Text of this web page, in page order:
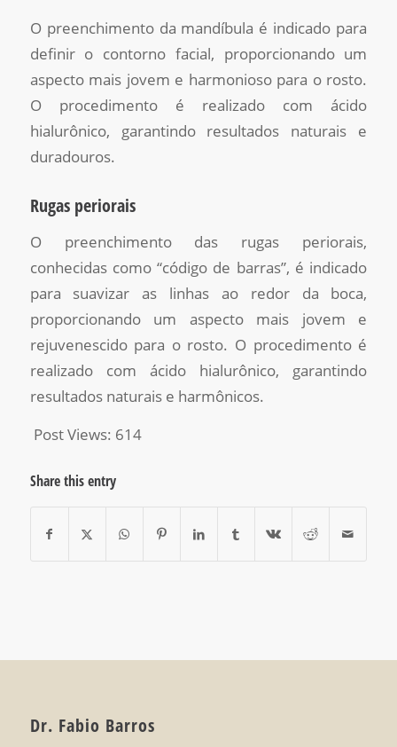
O preenchimento da mandíbula é indicado para
definir o contorno facial, proporcionando um
aspecto mais jovem e harmonioso para o rosto.
O procedimento é realizado com ácido
hialurônico, garantindo resultados naturais e
duradouros.
Rugas periorais
O preenchimento das rugas periorais,
conhecidas como “código de barras”, é indicado
para suavizar as linhas ao redor da boca,
proporcionando um aspecto mais jovem e
rejuvenescido para o rosto. O procedimento é
realizado com ácido hialurônico, garantindo
resultados naturais e harmônicos.
Post Views: 614
Share this entry
Dr. Fabio Barros